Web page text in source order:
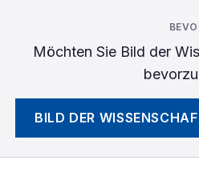
Möchten Sie Bild der
BILD DER